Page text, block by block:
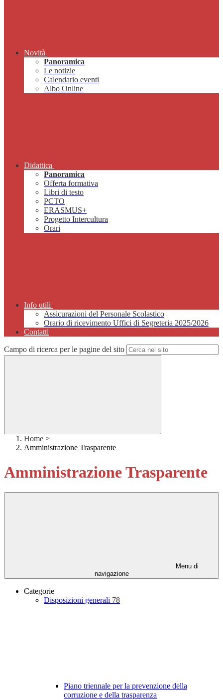
Novità
Panoramica
Le notizie
Calendario eventi
Albo Online
Didattica
Panoramica
Offerta formativa
Libri di testo
PCTO
ERASMUS+
Progetto Intercultura
Orari
Info utili
Assicurazioni del Personale Scolastico
Orario di ricevimento Uffici di Segreteria 2025/2026
Contatti
Campo di ricerca per le pagine del sito
Home >
Amministrazione Trasparente
Amministrazione Trasparente
Menu di
navigazione
Categorie
Disposizioni generali 78
Piano triennale per la prevenzione della
corruzione e della trasparenza